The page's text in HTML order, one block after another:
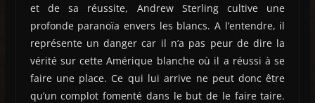
et de sa réussite, Andrew Sterling cultive une
profonde paranoïa envers les blancs. A l’entendre, il
représente un danger car il n’a pas peur de dire la
vérité sur cette Amérique blanche où il a réussi à se
faire une place. Ce qui lui arrive ne peut donc être
qu’un complot fomenté dans le but de le faire taire.